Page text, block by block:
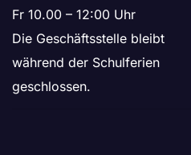
Fr 10.00 – 12:00 Uhr
Die Geschäftsstelle bleibt
während der Schulferien
geschlossen.